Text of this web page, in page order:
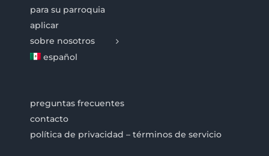
para su parroquia
aplicar
sobre nosotros
español
preguntas frecuentes
contacto
política de privacidad – términos de servicio